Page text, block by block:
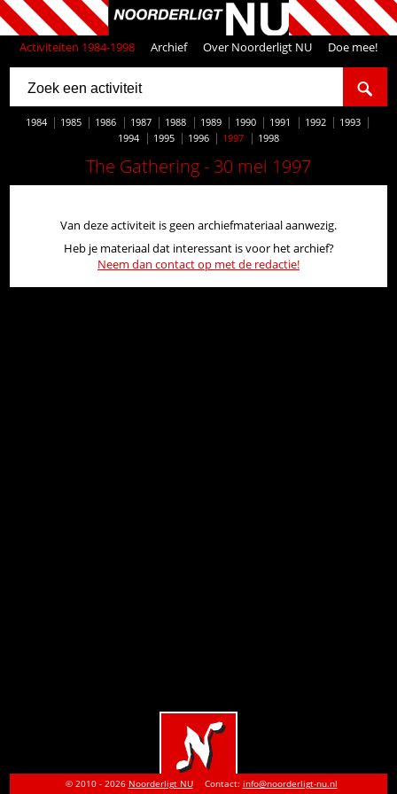
Activiteiten 1984-1998 Archief Over Noorderligt NU Doe mee!
1984 1985 1986 1987 1988 1989 1990 1991 1992
1993
1994
1995 1996 1997 1998
The Gathering - 30 mei 1997
Van deze activiteit is geen archiefmateriaal aanwezig.
Heb je materiaal dat interessant is voor het archief?
Neem dan contact op met de redactie!
© 2010 - 2026 Noorderligt NU Contact: info@noorderligt-nu.nl